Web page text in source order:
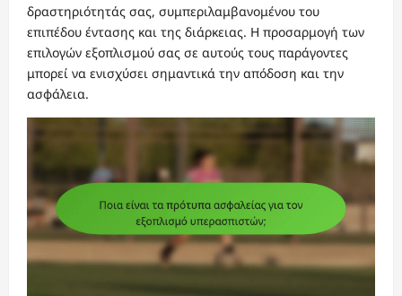
δραστηριότητάς σας, συμπεριλαμβανομένου του
επιπέδου έντασης και της διάρκειας. Η προσαρμογή των
επιλογών εξοπλισμού σας σε αυτούς τους παράγοντες
μπορεί να ενισχύσει σημαντικά την απόδοση και την
ασφάλεια.